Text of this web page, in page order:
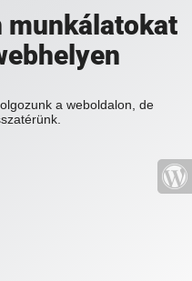
munkálatokat
a weboldalon, de